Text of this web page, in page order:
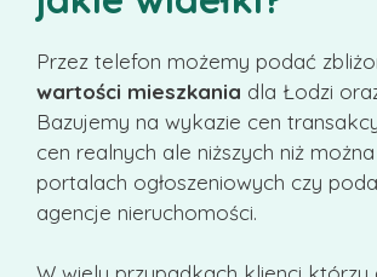
Przez telefon możemy podać
wartości mieszkania dla Łodzi
Bazujemy na wykazie cen
cen realnych ale niższych niż
portalach ogłoszeniowych czy
agencje nieruchomości.